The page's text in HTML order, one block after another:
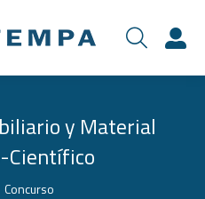
y Material
Científico
Concurso